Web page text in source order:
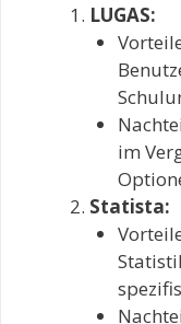
LUGAS:
im
Statista: